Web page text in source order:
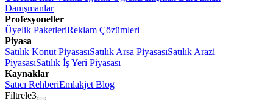
Danışmanlar
Profesyoneller
Üyelik PaketleriReklam Çözümleri
Piyasa
Satılık Konut PiyasasıSatılık Arsa PiyasasıSatılık Arazi
PiyasasıSatılık İş Yeri Piyasası
Kaynaklar
Satıcı RehberiEmlakjet Blog
Filtrele3